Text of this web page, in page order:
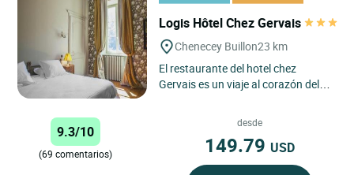
Logis Hôtel Chez Gervais
Chenecey Buillon23 km
El restaurante del hotel chez
Gervais es un viaje al corazón del
9.3/10
(69 comentarios)
desde
149.79 USD